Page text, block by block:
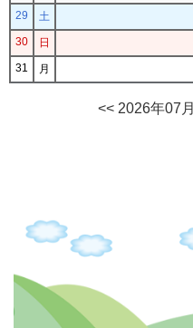
29
土
30
日
31
月
<< 2026年07月